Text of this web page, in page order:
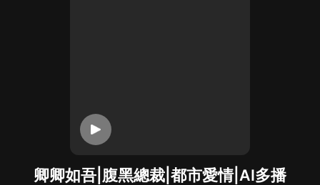
卿卿如吾|腹黑總裁|都市愛情|AI多播